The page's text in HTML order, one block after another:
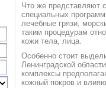
Что же представляют
специальных
лечебные грязи,
таким процедурам
кожи тела, лица.
Особенно стоит
Ленинградской
комплексы
кожный покров и